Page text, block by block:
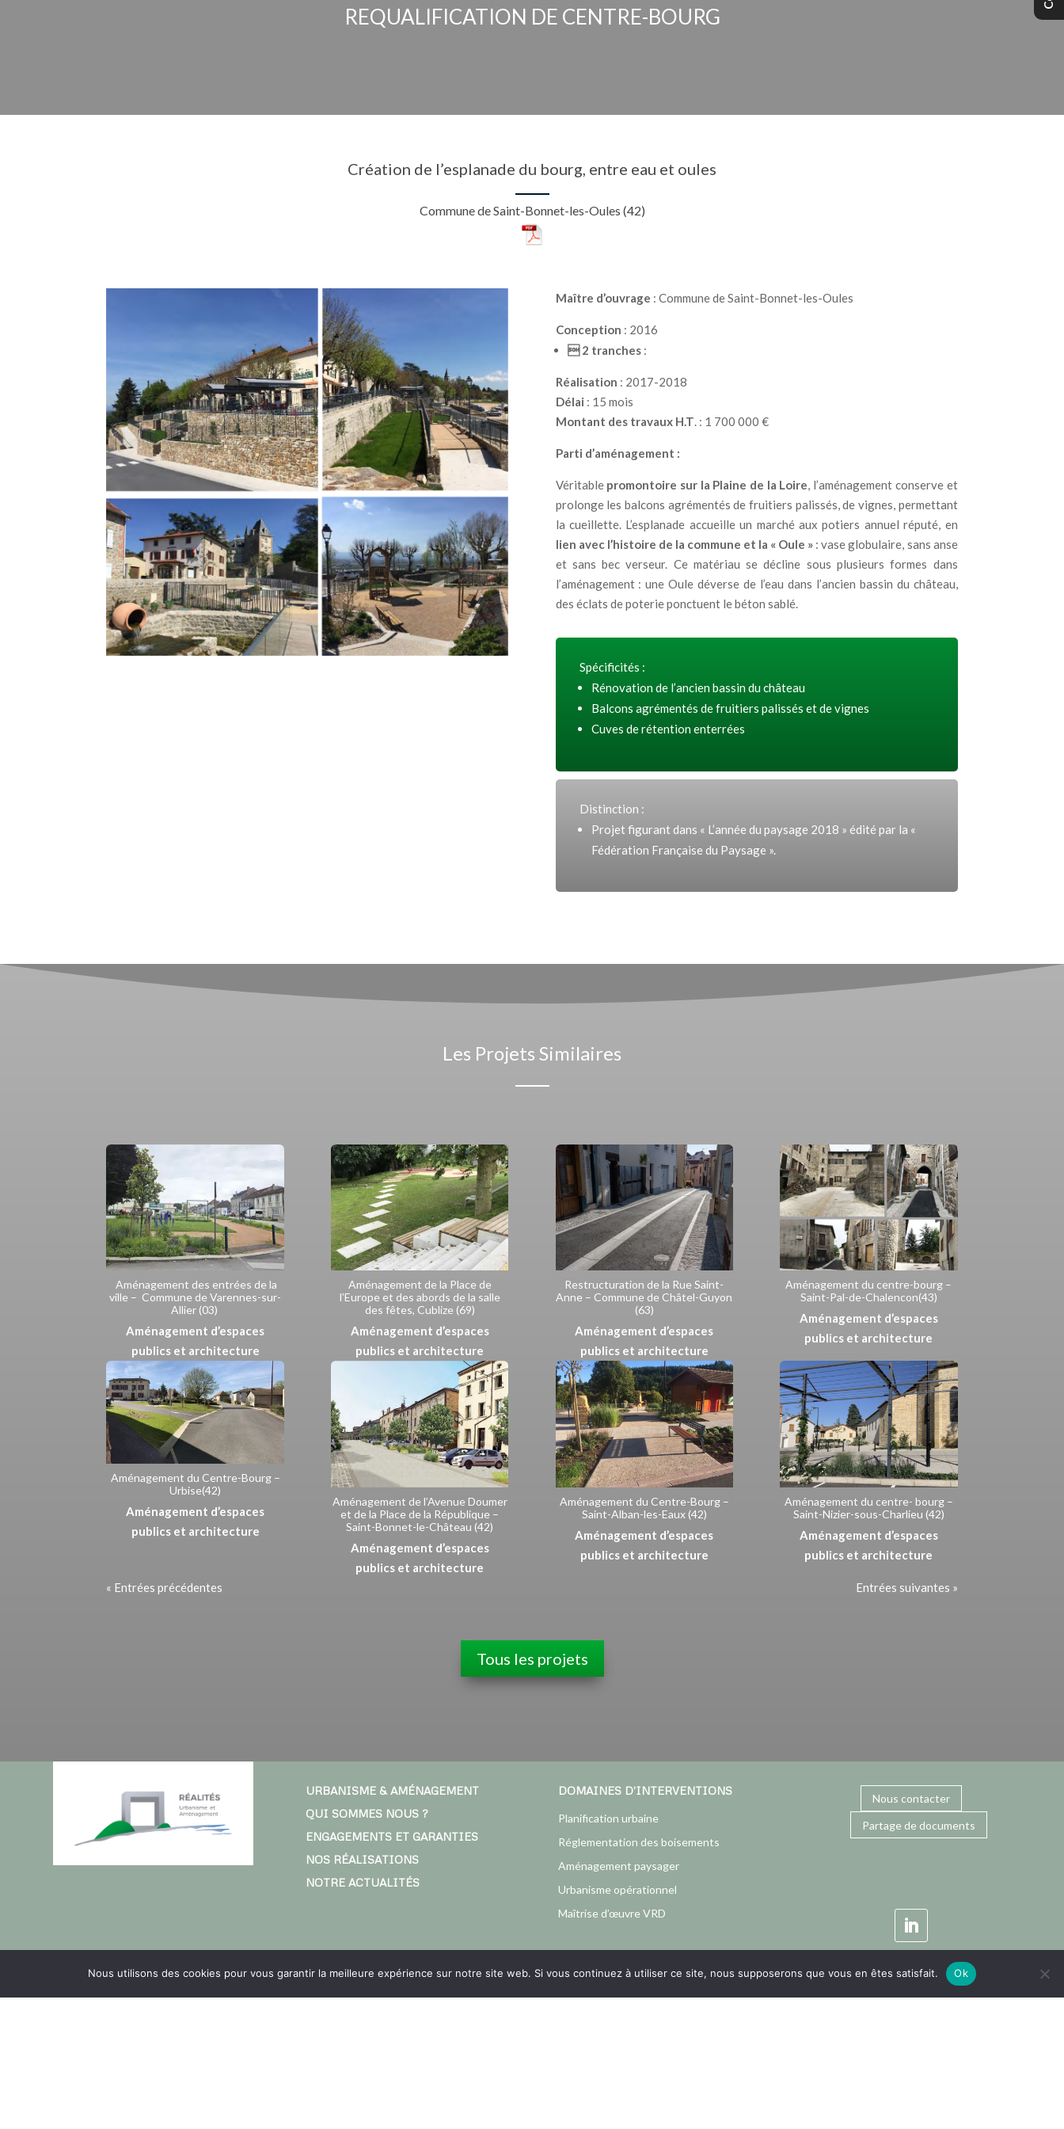
REQUALIFICATION DE CENTRE-BOURG
Création de l’esplanade du bourg, entre eau et oules
Commune de Saint-Bonnet-les-Oules (42)
Maître d’ouvrage : Commune de Saint-Bonnet-les-Oules
Conception : 2016
2 tranches:
Réalisation : 2017-2018
Délai : 15 mois
Montant des travaux H.T. : 1 700 000 €
Parti d’aménagement :
Véritable promontoire sur la Plaine de la Loire, l’aménagement conserve et
prolonge les balcons agrémentés de fruitiers palissés, de vignes, permettant
la cueillette. L’esplanade accueille un marché aux potiers annuel réputé, en
lien avec l’histoire de la commune et la « Oule » : vase globulaire, sans anse
et sans bec verseur. Ce matériau se décline sous plusieurs formes dans
l’aménagement : une Oule déverse de l’eau dans l’ancien bassin du château,
des éclats de poterie ponctuent le béton sablé.
Spécificités :
Rénovation de l’ancien bassin du château
Balcons agrémentés de fruitiers palissés et de vignes
Cuves de rétention enterrées
Distinction :
Projet figurant dans « L’année du paysage 2018 » édité par la «
Fédération Française du Paysage ».
Les Projets Similaires
Aménagement des entrées de la
ville – Commune de Varennes-sur-
Allier (03)
Aménagement d’espaces
publics et architecture
Aménagement de la Place de
l’Europe et des abords de la salle
des fêtes, Cublize (69)
Aménagement d’espaces
publics et architecture
Restructuration de la Rue Saint-
Anne – Commune de Châtel-Guyon
(63)
Aménagement d’espaces
publics et architecture
Aménagement du centre-bourg –
Saint-Pal-de-Chalencon(43)
Aménagement d’espaces
publics et architecture
Aménagement du Centre-Bourg –
Urbise(42)
Aménagement d’espaces
publics et architecture
Aménagement de l’Avenue Doumer
et de la Place de la République –
Saint-Bonnet-le-Château (42)
Aménagement d’espaces
publics et architecture
Aménagement du Centre-Bourg –
Saint-Alban-les-Eaux (42)
Aménagement d’espaces
publics et architecture
Aménagement du centre- bourg –
Saint-Nizier-sous-Charlieu (42)
Aménagement d’espaces
publics et architecture
« Entrées précédentes Entrées suivantes »
Tous les projets
URBANISME & AMÉNAGEMENT
QUI SOMMES NOUS ?
ENGAGEMENTS ET GARANTIES
NOS RÉALISATIONS
NOTRE ACTUALITÉS
DOMAINES D’INTERVENTIONS
Planification urbaine
Réglementation des boisements
Aménagement paysager
Urbanisme opérationnel
Maîtrise d’œuvre VRD
Nous contacter
Partage de documents
Nous utilisons des cookies pour vous garantir la meilleure expérience sur notre site web. Si vous continuez à utiliser ce site, nous supposerons que vous en êtes satisfait. Ok